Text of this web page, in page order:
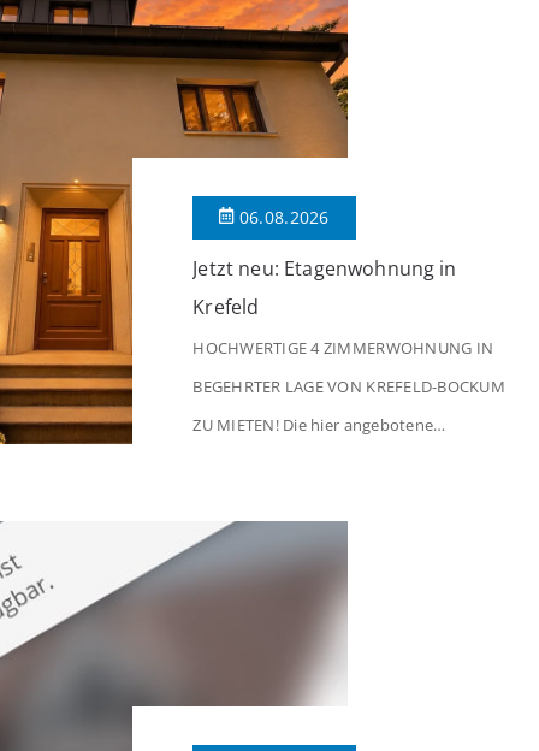
06.08.2026
Jetzt neu: Etagenwohnung in
Krefeld
HOCHWERTIGE 4 ZIMMERWOHNUNG IN
BEGEHRTER LAGE VON KREFELD-BOCKUM
ZU MIETEN! Die hier angebotene
in begehrter Wohnlage von Krefeld-Bockum.